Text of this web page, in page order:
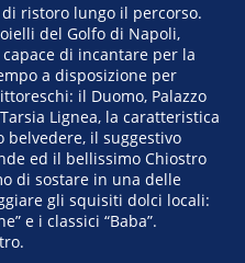
ristoro lungo il percorso.
del Golfo di Napoli,
di incantare per la
a disposizione per
il Duomo, Palazzo
Lignea, la caratteristica
belvedere, il suggestivo
ed il bellissimo Chiostro
di sostare in una delle
gli squisiti dolci locali:
e i classici “Baba”.